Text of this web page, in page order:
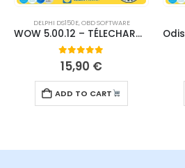
DELPHI DS150E,OBD SOFTWARE
WOW 5.00.12 – TÉLECHARGEMENT
0out of 5
15,90 €
ADD TO CART